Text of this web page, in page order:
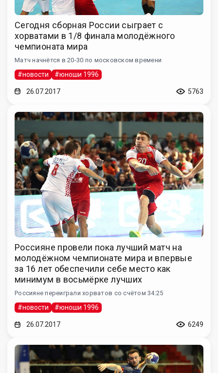
Сегодня сборная России сыграет с
хорватами в 1/8 финала молодёжного
чемпионата мира
Матч начнётся в 20-30 по московском времени
#новости #юноши 1996
26.07.2017 5763
Россияне провели пока лучший матч на
молодёжном чемпионате мира и впервые
за 16 лет обеспечили себе место как
минимум в восьмёрке лучших
Россияне переиграли хорватов со счётом 34:25
#новости #юноши 1996
26.07.2017 6249